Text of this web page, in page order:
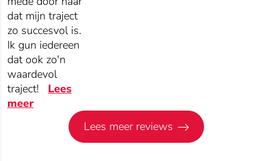
dat mijn traject
zo succesvol is.
Ik gun iedereen
dat ook zo'n
waardevol
traject!
Lees
meer
Lees meer reviews